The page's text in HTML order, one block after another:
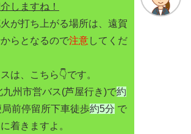
しますね！
が打ち上がる場所は、遠賀
らとなるので注意してくだ
は、こちら👇です。
九州市営バス(芦屋行き)で約
局前停留所下車徒歩約5分 で
着きますよ。